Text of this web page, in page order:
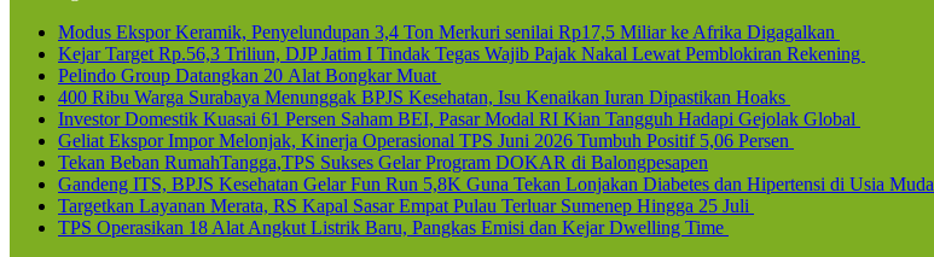
Modus Ekspor Keramik, Penyelundupan 3,4 Ton Merkuri senilai Rp17,5 Miliar ke Afrika Digagalkan
Kejar Target Rp.56,3 Triliun, DJP Jatim I Tindak Tegas Wajib Pajak Nakal Lewat Pemblokiran Rekening
Pelindo Group Datangkan 20 Alat Bongkar Muat
400 Ribu Warga Surabaya Menunggak BPJS Kesehatan, Isu Kenaikan Iuran Dipastikan Hoaks
Investor Domestik Kuasai 61 Persen Saham BEI, Pasar Modal RI Kian Tangguh Hadapi Gejolak Global
Geliat Ekspor Impor Melonjak, Kinerja Operasional TPS Juni 2026 Tumbuh Positif 5,06 Persen
Tekan Beban RumahTangga,TPS Sukses Gelar Program DOKAR di Balongpesapen
Gandeng ITS, BPJS Kesehatan Gelar Fun Run 5,8K Guna Tekan Lonjakan Diabetes dan Hipertensi di Usia Muda
Targetkan Layanan Merata, RS Kapal Sasar Empat Pulau Terluar Sumenep Hingga 25 Juli
TPS Operasikan 18 Alat Angkut Listrik Baru, Pangkas Emisi dan Kejar Dwelling Time